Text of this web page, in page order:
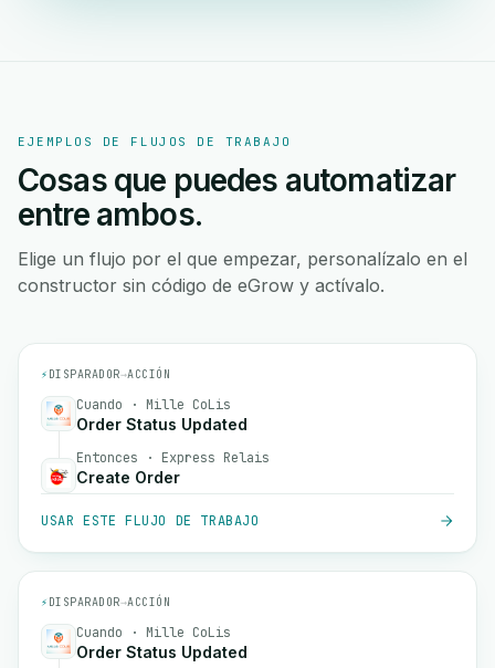
EJEMPLOS DE FLUJOS DE TRABAJO
Cosas que puedes automatizar
entre ambos.
Elige un flujo por el que empezar, personalízalo en el
constructor sin código de eGrow y actívalo.
⚡ DISPARADOR→ACCIÓN
Cuando · Mille CoLis
Order Status Updated
Entonces · Express Relais
Create Order
USAR ESTE FLUJO DE TRABAJO
⚡ DISPARADOR→ACCIÓN
Cuando · Mille CoLis
Order Status Updated